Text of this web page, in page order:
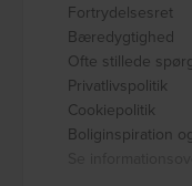
Fortrydelsesret
Bæredygtighed
Ofte stillede
Privatlivspolitik
Cookiepolitik
Boliginspiration